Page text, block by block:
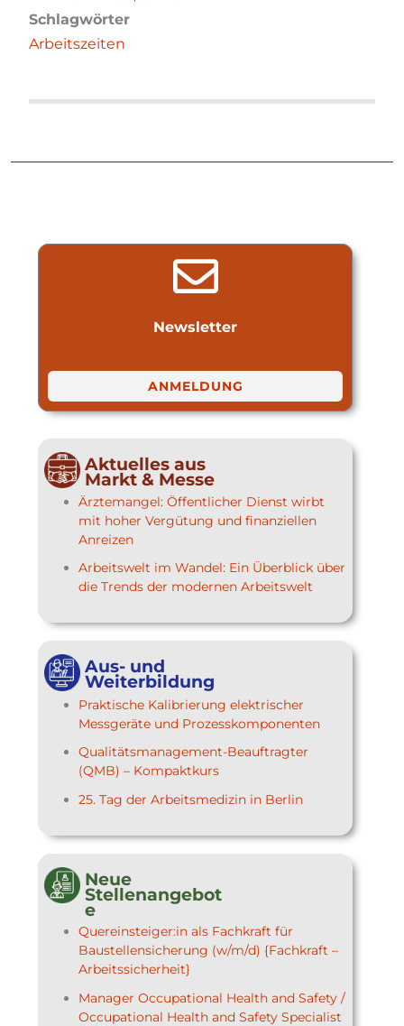
Newsletter
ANMELDUNG
Aktuelles aus
Markt & Messe
Ärztemangel: Öffentlicher Dienst wirbt
mit hoher Vergütung und finanziellen
Anreizen
Arbeitswelt im Wandel: Ein Überblick über
die Trends der modernen Arbeitswelt
Aus- und
Weiterbildung
Praktische Kalibrierung elektrischer
Messgeräte und Prozesskomponenten
Qualitätsmanagement-Beauftragter
(QMB) – Kompaktkurs
25. Tag der Arbeitsmedizin in Berlin
Neue
Stellenangebot
e
Quereinsteiger:in als Fachkraft für
Baustellensicherung (w/m/d) {Fachkraft –
Arbeitssicherheit}
Manager Occupational Health and Safety /
Occupational Health and Safety Specialist
Schlagwörter
Arbeitszeiten